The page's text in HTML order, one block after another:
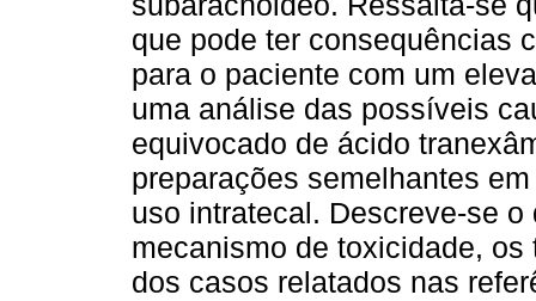
que pode ter consequências
para o paciente com um
uma análise das possíveis
equivocado de ácido
preparações semelhantes
uso intratecal. Descreve-se
mecanismo de toxicidade,
dos casos relatados nas